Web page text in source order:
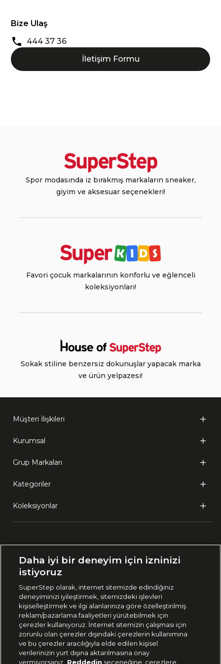
Bize Ulaş
444 37 36
İletişim Formu
Spor modasında iz bırakmış markaların sneaker,
giyim ve aksesuar seçenekleri!
Favori çocuk markalarının konforlu ve eğlenceli
koleksiyonları!
Sokak stiline benzersiz dokunuşlar yapacak marka
ve ürün yelpazesi!
Müşteri İlişkileri
Kurumsal
Grup Markaları
Kategoriler
Koleksiyonlar
🇹🇷 Türkiye
444 37 36
Uygulamadan Takip Edin
Daha iyi bir deneyim için izninizi
istiyoruz
SuperStep olarak, internet sitemizde edindiğiniz
deneyiminizi iyileştirmek, sitemizdeki işlevleri
kişiselleştirmek ve ilgi alanlarınıza göre özelleştirilmiş
reklam/pazarlama faaliyetleri yürütebilmek için
çerezler kullanıyoruz. İnternet sitemizin çalışması için
zorunlu olan çerezler dışındaki çerezlerin kullanımına
ve bu çerezler aracılığıyla elde edilen kişisel
verilerinizin yurt dışına aktarılmasına onay
vermiyorsanız Reddedin seçeneğine; çerezlere